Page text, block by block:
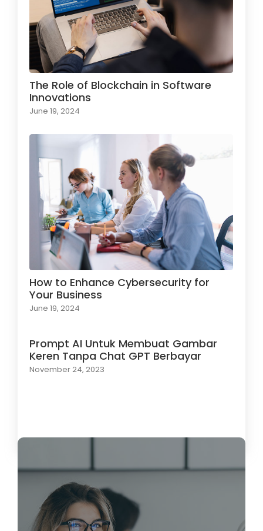
The Role of Blockchain in Software
Innovations
June 19, 2024
How to Enhance Cybersecurity for
Your Business
June 19, 2024
Prompt AI Untuk Membuat Gambar
Keren Tanpa Chat GPT Berbayar
November 24, 2023